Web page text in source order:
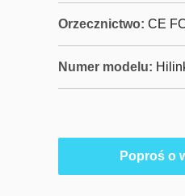
Orzecznictwo: CE
Numer modelu:
Poproś o